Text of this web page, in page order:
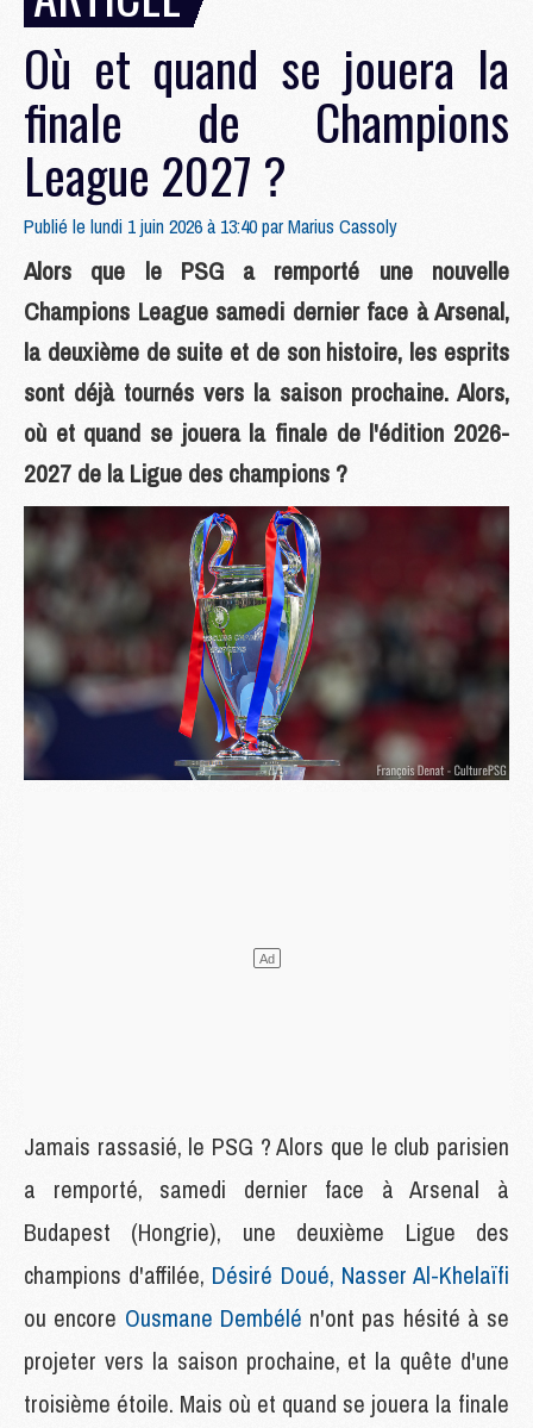
Où et quand se jouera la
finale de Champions
League 2027 ?
Publié le lundi 1 juin 2026 à 13:40 parMarius Cassoly
Alors que le PSG a remporté une nouvelle
Champions League samedi dernier face à Arsenal,
la deuxième de suite et de son histoire, les esprits
sont déjà tournés vers la saison prochaine. Alors,
où et quand se jouera la finale de l'édition 2026-
2027 de la Ligue des champions ?
Jamais rassasié, le PSG ? Alors que le club parisien
a remporté, samedi dernier face à Arsenal à
Budapest (Hongrie), une deuxième Ligue des
champions d'affilée, Désiré Doué, Nasser Al-Khelaïfi
ou encore Ousmane Dembélé n'ont pas hésité à se
projeter vers la saison prochaine, et la quête d'une
troisième étoile. Mais où et quand se jouera la finale